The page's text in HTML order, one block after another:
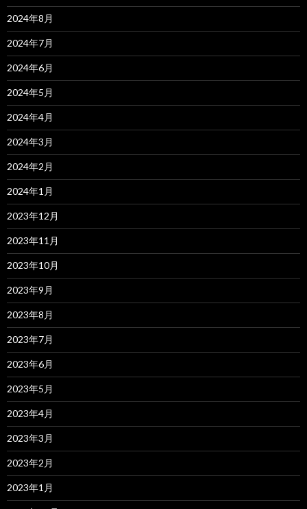
2024年8月
2024年7月
2024年6月
2024年5月
2024年4月
2024年3月
2024年2月
2024年1月
2023年12月
2023年11月
2023年10月
2023年9月
2023年8月
2023年7月
2023年6月
2023年5月
2023年4月
2023年3月
2023年2月
2023年1月